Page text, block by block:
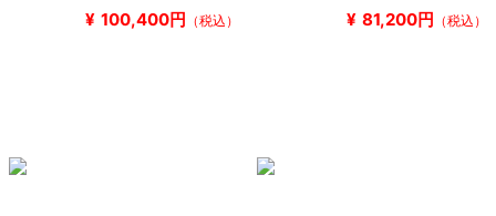
¥ 100,400円 （税込） ¥ 81,200円 （税込）